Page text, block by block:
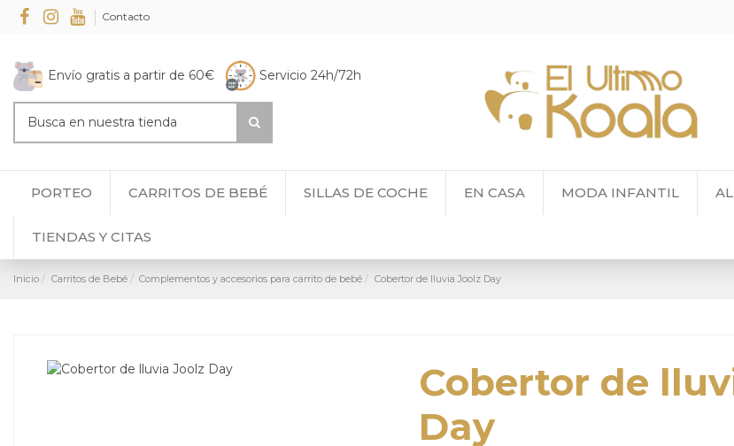
Contacto
Envío gratis a partir de 60€ Servicio 24h/72h
PORTEO CARRITOS DE BEBÉ SILLAS DE COCHE EN CASA MODA INFANTIL
TIENDAS Y CITAS
Inicio Carritos de Bebé Complementos y accesorios para carrito de bebé Cobertor de lluvia Joolz Day
Cobertor de
Day